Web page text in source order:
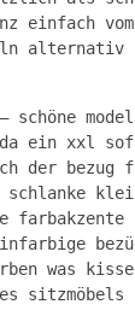
einfach
alternativ
ein xxl
der bezug
was